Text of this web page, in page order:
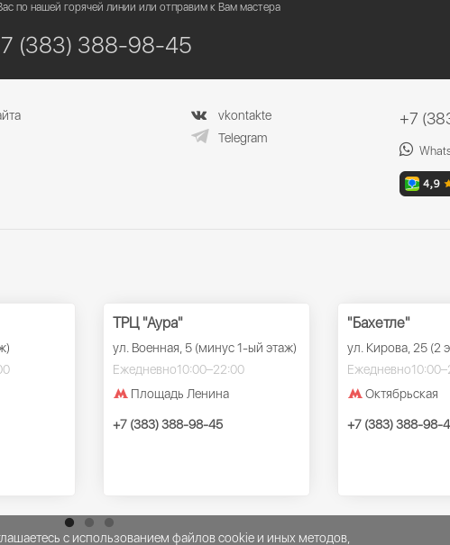
по нашей горячей линии или отправим к Вам мастера
(383) 388-98-45
vkontakte
Telegram
+7
ТРЦ "Аура"
ул. Военная, 5 (минус 1-ый этаж)
Ежедневно10:00–22:00
Площадь Ленина
+7 (383) 388-98-45
"Бахетле"
ул. Кирова, 25 (2
Ежедневно
Октябрьская
+7 (383) 388-98-
с использованием файлов cookie и иных методов,